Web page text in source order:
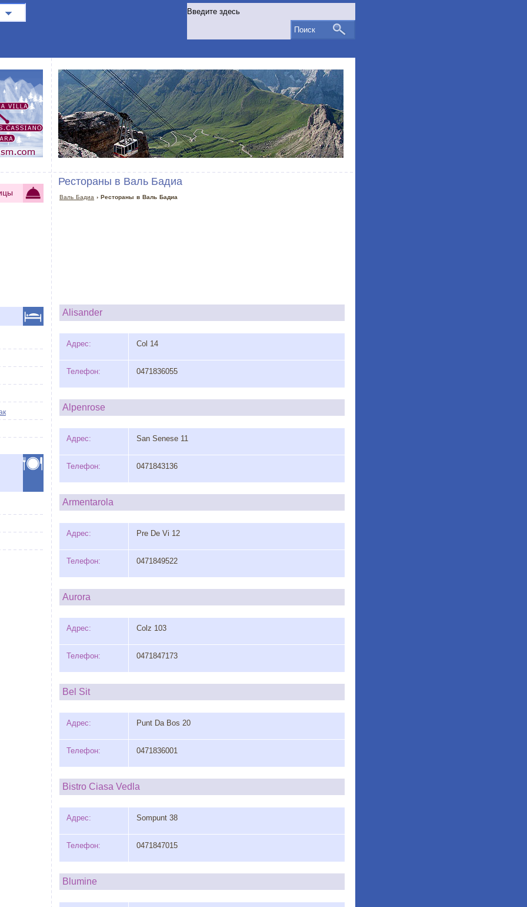
Рестораны в Валь Бадиа
Валь Бадиа › Рестораны в Валь Бадиа
Alisander
Адрес: Col 14
Телефон: 0471836055
Alpenrose
Адрес: San Senese 11
Телефон: 0471843136
Armentarola
Адрес: Pre De Vi 12
Телефон: 0471849522
Aurora
Адрес: Colz 103
Телефон: 0471847173
Bel Sit
Адрес: Punt Da Bos 20
Телефон: 0471836001
Bistro Ciasa Vedla
Адрес: Sompunt 38
Телефон: 0471847015
Blumine
Поиск